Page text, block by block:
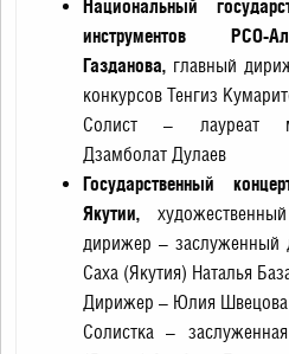
Национальный
инструментов
Газданова, главный
конкурсов Тенгиз
Солист – лауреат
Дзамболат Дулаев
Государственный
Якутии,
дирижер – заслуженный
Саха (Якутия) Наталья
Дирижер – Юлия Швецова
Солистка –